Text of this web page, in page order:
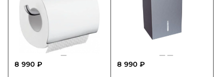
8 990 ₽ 8 990 ₽